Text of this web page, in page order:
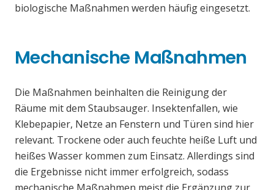
biologische Maßnahmen werden häufig eingesetzt.
Mechanische Maßnahmen
Die Maßnahmen beinhalten die Reinigung der
Räume mit dem Staubsauger. Insektenfallen, wie
Klebepapier, Netze an Fenstern und Türen sind hier
relevant. Trockene oder auch feuchte heiße Luft und
heißes Wasser kommen zum Einsatz. Allerdings sind
die Ergebnisse nicht immer erfolgreich, sodass